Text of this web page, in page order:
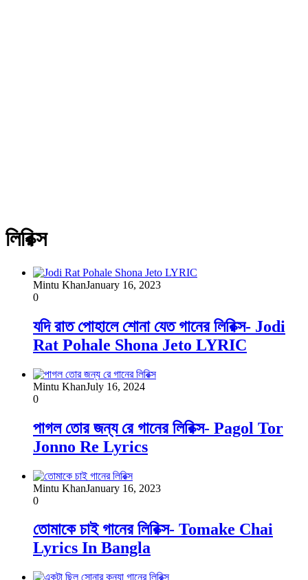
লিরিক্স
Mintu KhanJanuary 16, 2023
0
যদি রাত পোহালে শোনা যেত গানের লিরিক্স- Jodi
Rat Pohale Shona Jeto LYRIC
Mintu KhanJuly 16, 2024
0
পাগল তোর জন্য রে গানের লিরিক্স- Pagol Tor
Jonno Re Lyrics
Mintu KhanJanuary 16, 2023
0
তোমাকে চাই গানের লিরিক্স- Tomake Chai
Lyrics In Bangla